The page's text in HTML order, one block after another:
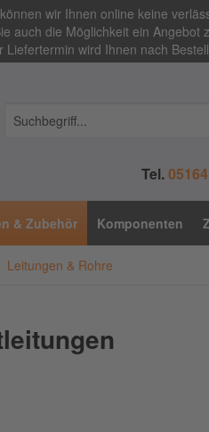
wir Ihnen online keine
auch die Möglichkeit ein
Liefertermin wird Ihnen nach
Tel.
& Zubehör Komponenten
Leitungen & Rohre